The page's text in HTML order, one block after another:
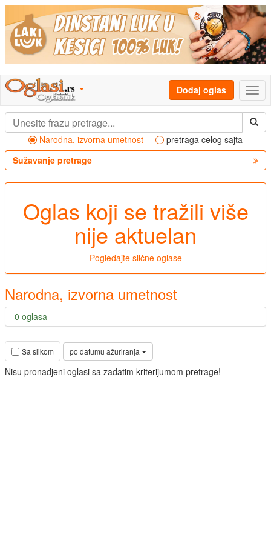
Dodaj oglas
Narodna, izvorna umetnost
pretraga celog sajta
Sužavanje pretrage
Oglas koji se tražili više
nije aktuelan
Pogledajte slične oglase
Narodna, izvorna umetnost
0 oglasa
Sa slikom po datumu ažuriranja
Nisu pronadjeni oglasi sa zadatim kriterijumom pretrage!